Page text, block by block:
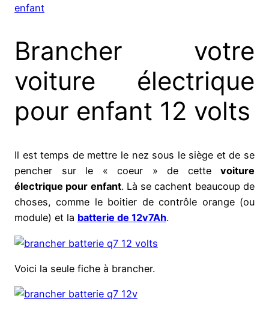
Brancher votre
voiture électrique
pour enfant 12 volts
Il est temps de mettre le nez sous le siège et de se
pencher sur le « coeur » de cette voiture
électrique pour enfant. Là se cachent beaucoup de
choses, comme le boitier de contrôle orange (ou
module) et la batterie de 12v7Ah.
Voici la seule fiche à brancher.